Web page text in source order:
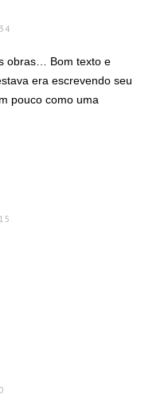
obras… Bom texto e
era escrevendo seu
pouco como uma